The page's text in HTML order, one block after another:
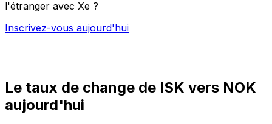
l'étranger avec Xe ?
Inscrivez-vous aujourd'hui
Le taux de change de ISK vers NOK
aujourd'hui